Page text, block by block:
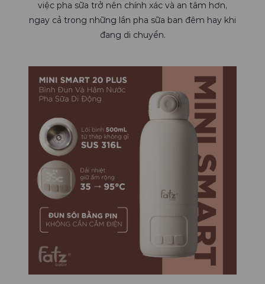
việc pha sữa trở nên chính xác và an tâm hơn,
ngay cả trong những lần pha sữa ban đêm hay khi
đang di chuyển.